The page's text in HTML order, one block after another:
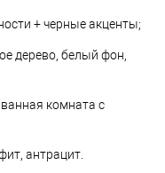
+ черные акценты;
дерево, белый фон,
комната с
антрацит.